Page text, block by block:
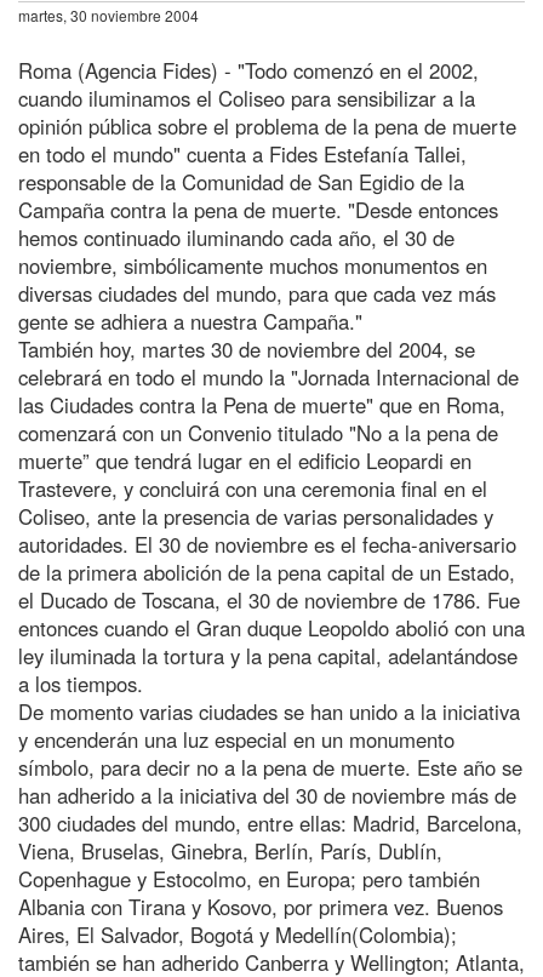
martes, 30 noviembre 2004
Roma (Agencia Fides) - "Todo comenzó en el 2002,
cuando iluminamos el Coliseo para sensibilizar a la
opinión pública sobre el problema de la pena de muerte
en todo el mundo" cuenta a Fides Estefanía Tallei,
responsable de la Comunidad de San Egidio de la
Campaña contra la pena de muerte. "Desde entonces
hemos continuado iluminando cada año, el 30 de
noviembre, simbólicamente muchos monumentos en
diversas ciudades del mundo, para que cada vez más
gente se adhiera a nuestra Campaña."
También hoy, martes 30 de noviembre del 2004, se
celebrará en todo el mundo la "Jornada Internacional de
las Ciudades contra la Pena de muerte" que en Roma,
comenzará con un Convenio titulado "No a la pena de
muerte” que tendrá lugar en el edificio Leopardi en
Trastevere, y concluirá con una ceremonia final en el
Coliseo, ante la presencia de varias personalidades y
autoridades. El 30 de noviembre es el fecha-aniversario
de la primera abolición de la pena capital de un Estado,
el Ducado de Toscana, el 30 de noviembre de 1786. Fue
entonces cuando el Gran duque Leopoldo abolió con una
ley iluminada la tortura y la pena capital, adelantándose
a los tiempos.
De momento varias ciudades se han unido a la iniciativa
y encenderán una luz especial en un monumento
símbolo, para decir no a la pena de muerte. Este año se
han adherido a la iniciativa del 30 de noviembre más de
300 ciudades del mundo, entre ellas: Madrid, Barcelona,
Viena, Bruselas, Ginebra, Berlín, París, Dublín,
Copenhague y Estocolmo, en Europa; pero también
Albania con Tirana y Kosovo, por primera vez. Buenos
Aires, El Salvador, Bogotá y Medellín(Colombia);
también se han adherido Canberra y Wellington; Atlanta,